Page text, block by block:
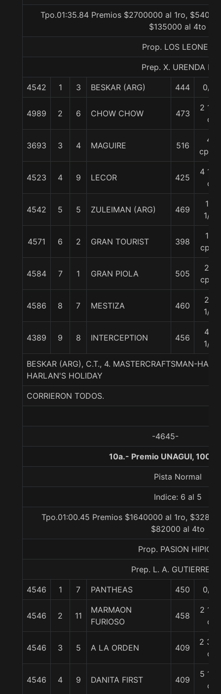
Tpo.01:35.84 Premios $2700000 al 1ro,
$135000 al 4to
Prop. LOS LEONES
Prep. X. URENDA P.
4542 1 3 BESKAR (ARG) 444 0/0
4989 2 6 CHOW CHOW 473
2 1/4
c
3693 3 4 MAGUIRE 516
4
cpos.
4523 4 9 LECOR 425
4 1/2
c
4542 5 5 ZULEIMAN (ARG) 469
10
1/2
4571 6 2 GRAN TOURIST 398
19
cpos
4584 7 1 GRAN PIOLA 505
20
cpos
4586 8 7 MESTIZA 460
22
1/4
4389 9 8 INTERCEPTION 456
40
1/4
BESKAR (ARG), C.T., 4. MASTERCRAFTSMAN-
HARLAN'S HOLIDAY
CORRIERON TODOS.
-4645-
10a.- Premio UNAGUI, 1000
Pista Normal
Indice: 6 al 5
Tpo.01:00.45 Premios $1640000 al 1ro,
$82000 al 4to
Prop. PASION HIPICA
Prep. L. A. GUTIERREZ
4546 1 7 PANTHEAS 450 0/0
4546 2 11
MARMAON
FURIOSO
458
2 1/4
c
4546 3 5 A LA ORDEN 409
2 3/4
c
4546 4 9 DANITA FIRST 409
5 1/2
c